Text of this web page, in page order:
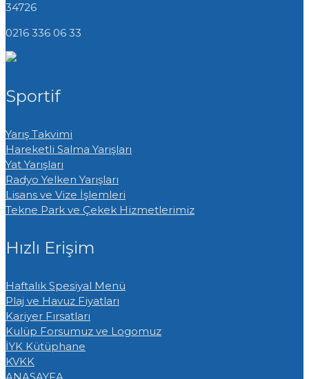
34726
0216 336 06 33
Sportif
Yarış Takvimi
Hareketli Salma Yarışları
Yat Yarışları
Radyo Yelken Yarışları
Lisans ve Vize İşlemleri
Tekne Park ve Çekek Hizmetlerimiz
Hızlı Erişim
Haftalık Spesiyal Menü
Plaj ve Havuz Fiyatları
Kariyer Fırsatları
Kulüp Forsumuz ve Logomuz
İYK Kütüphane
KVKK